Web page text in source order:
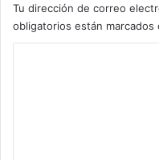
Tu dirección de correo
obligatorios están marcados